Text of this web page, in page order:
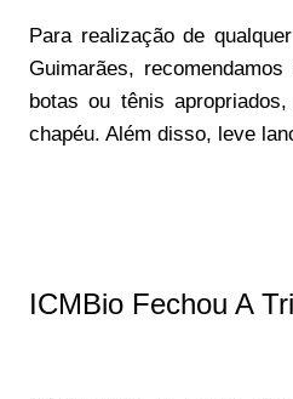
Para realização de
Guimarães,
botas ou tênis
chapéu. Além disso, leve
ICMBio Fechou A